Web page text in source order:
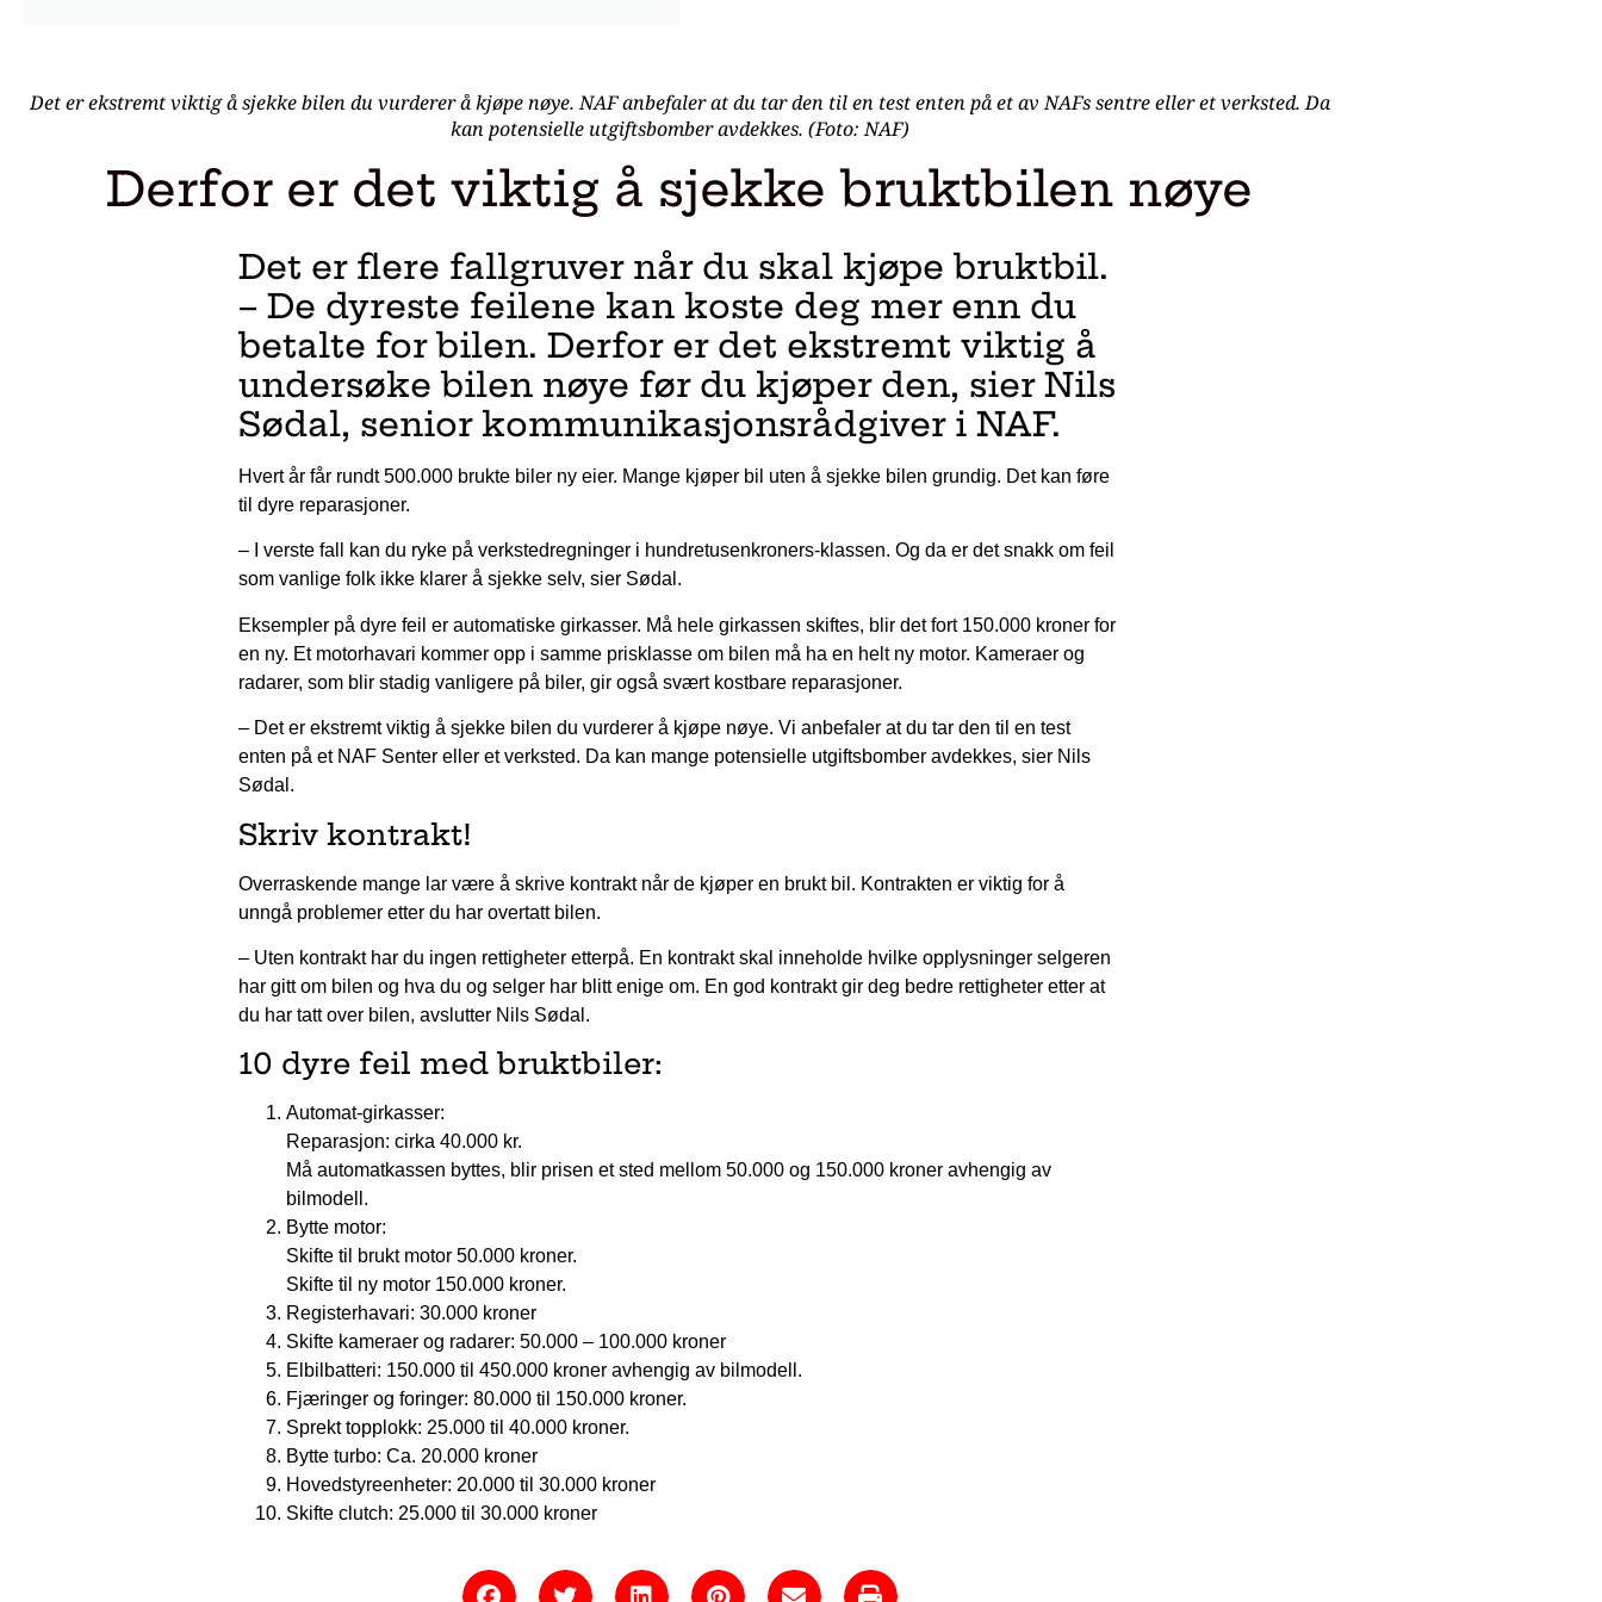
Det er ekstremt viktig å sjekke bilen du vurderer å kjøpe nøye. NAF anbefaler at du tar den til en test enten på et av NAFs sentre eller et verksted. Da
kan potensielle utgiftsbomber avdekkes. (Foto: NAF)
Derfor er det viktig å sjekke bruktbilen nøye
Det er flere fallgruver når du skal kjøpe bruktbil.
– De dyreste feilene kan koste deg mer enn du
betalte for bilen. Derfor er det ekstremt viktig å
undersøke bilen nøye før du kjøper den, sier Nils
Sødal, senior kommunikasjonsrådgiver i NAF.
Hvert år får rundt 500.000 brukte biler ny eier. Mange kjøper bil uten å sjekke bilen grundig. Det kan føre
til dyre reparasjoner.
– I verste fall kan du ryke på verkstedregninger i hundretusenkroners-klassen. Og da er det snakk om feil
som vanlige folk ikke klarer å sjekke selv, sier Sødal.
Eksempler på dyre feil er automatiske girkasser. Må hele girkassen skiftes, blir det fort 150.000 kroner for
en ny. Et motorhavari kommer opp i samme prisklasse om bilen må ha en helt ny motor. Kameraer og
radarer, som blir stadig vanligere på biler, gir også svært kostbare reparasjoner.
– Det er ekstremt viktig å sjekke bilen du vurderer å kjøpe nøye. Vi anbefaler at du tar den til en test
enten på et NAF Senter eller et verksted. Da kan mange potensielle utgiftsbomber avdekkes, sier Nils
Sødal.
Skriv kontrakt!
Overraskende mange lar være å skrive kontrakt når de kjøper en brukt bil. Kontrakten er viktig for å
unngå problemer etter du har overtatt bilen.
– Uten kontrakt har du ingen rettigheter etterpå. En kontrakt skal inneholde hvilke opplysninger selgeren
har gitt om bilen og hva du og selger har blitt enige om. En god kontrakt gir deg bedre rettigheter etter at
du har tatt over bilen, avslutter Nils Sødal.
10 dyre feil med bruktbiler:
Automat-girkasser:
Reparasjon: cirka 40.000 kr.
Må automatkassen byttes, blir prisen et sted mellom 50.000 og 150.000 kroner avhengig av
bilmodell.
Bytte motor:
Skifte til brukt motor 50.000 kroner.
Skifte til ny motor 150.000 kroner.
Registerhavari: 30.000 kroner
Skifte kameraer og radarer: 50.000 – 100.000 kroner
Elbilbatteri: 150.000 til 450.000 kroner avhengig av bilmodell.
Fjæringer og foringer: 80.000 til 150.000 kroner.
Sprekt topplokk: 25.000 til 40.000 kroner.
Bytte turbo: Ca. 20.000 kroner
Hovedstyreenheter: 20.000 til 30.000 kroner
Skifte clutch: 25.000 til 30.000 kroner